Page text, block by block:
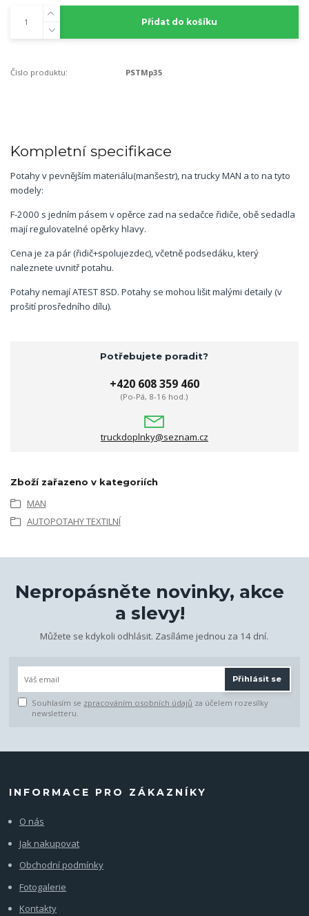
Přidat do košíku
Číslo produktu: PSTMp35
Kompletní specifikace
Potahy v pevnějším materiálu(manšestr), na trucky MAN a to na tyto
modely:
F-2000 s jedním pásem v opěrce zad na sedačce řidiče, obě sedadla
mají regulovatelné opěrky hlavy.
Cena je za pár (řidič+spolujezdec), včetně podsedáku, který
naleznete uvnitř potahu.
Potahy nemají ATEST 8SD. Potahy se mohou lišit malými detaily (v
prošití prosředního dílu).
Potřebujete poradit?
+420 608 359 460
(Po-Pá, 8-16 hod.)
truckdoplnky@seznam.cz
Zboží zařazeno v kategoriích
MAN
AUTOPOTAHY TEXTILNÍ
Nepropásněte novinky, akce
a slevy!
Můžete se kdykoli odhlásit. Zasíláme jednou za 14 dní.
Přihlásit se
Souhlasím se zpracováním osobních údajů za účelem rozesílky
newsletteru.
INFORMACE PRO ZÁKAZNÍKY
O nás
Jak nakupovat
Obchodní podmínky
Fotogalerie
Kontakty